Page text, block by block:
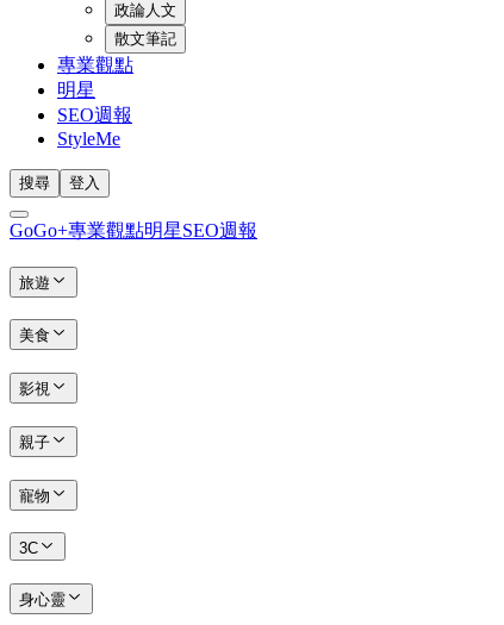
政論人文
散文筆記
專業觀點
明星
SEO週報
StyleMe
搜尋 登入
GoGo+專業觀點明星SEO週報
旅遊
美食
影視
親子
寵物
3C
身心靈